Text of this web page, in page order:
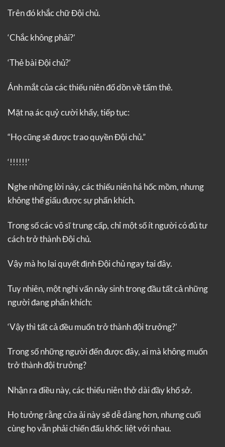
Trên đó khắc chữ Đội chủ.
‘Chắc không phải?’
‘Thẻ bài Đội chủ?’
Ánh mắt của các thiếu niên đổ dồn về tấm thẻ.
Mặt nạ ác quỷ cười khẩy, tiếp tục:
“Họ cũng sẽ được trao quyền Đội chủ.”
‘!!!!!!’
Nghe những lời này, các thiếu niên há hốc mồm, nhưng
không thể giấu được sự phấn khích.
Trong số các võ sĩ trung cấp, chỉ một số ít người có đủ tư
cách trở thành Đội chủ.
Vậy mà họ lại quyết định Đội chủ ngay tại đây.
Tuy nhiên, một nghi vấn nảy sinh trong đầu tất cả những
người đang phấn khích:
‘Vậy thì tất cả đều muốn trở thành đội trưởng?’
Trong số những người đến được đây, ai mà không muốn
trở thành đội trưởng?
Nhận ra điều này, các thiếu niên thở dài đầy khổ sở.
Họ tưởng rằng cửa ải này sẽ dễ dàng hơn, nhưng cuối
cùng họ vẫn phải chiến đấu khốc liệt với nhau.